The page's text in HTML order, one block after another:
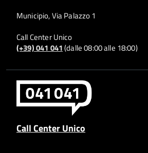
Municipio, Via Palazzo 1
Call Center Unico
(+39) 041 041(dalle 08:00 alle 18:00)
Call Center Unico